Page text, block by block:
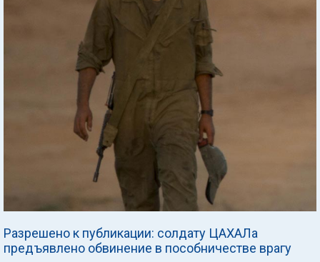
Разрешено к публикации: солдату ЦАХАЛа
предъявлено обвинение в пособничестве врагу